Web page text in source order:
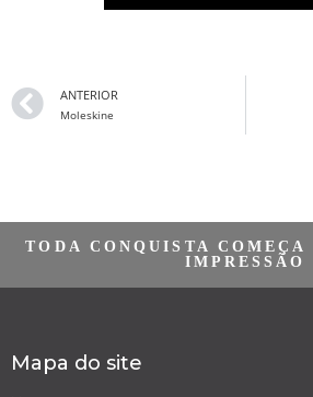
ANTERIOR
Moleskine
TODA CONQUISTA COMEÇA
IMPRESSÃO
Mapa do site